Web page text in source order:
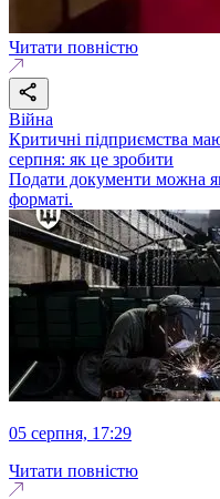
Читати повністю
Війна
Критичні підприємства
серпня: як це зробити
Подати документи можна
форматі.
05 серпня, 17:29
Читати повністю